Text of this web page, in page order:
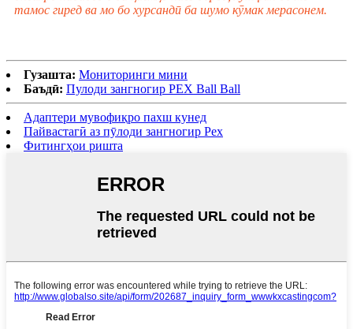
тамос гиред ва мо бо хурсандӣ ба шумо кӯмак мерасонем.
Гузашта: Мониторинги мини
Баъдӣ: Пулоди зангногир PEX Ball Ball
Адаптери мувофиқро пахш кунед
Пайвастагӣ аз пӯлоди зангногир Pex
Фитингҳои ришта